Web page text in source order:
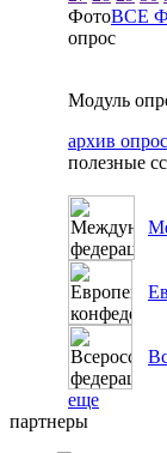
ФотоВСЕ
опрос
Модуль
архив
полезные
еще
партнеры